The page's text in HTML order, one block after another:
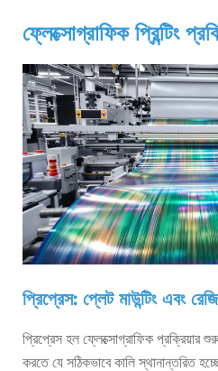
ফ্লেক্সোগ্রাফিক প্রিন্টিং
প্রিপ্রেস: প্লেট মাউন্টিং এবং
প্রিপ্রেস হল ফ্লেক্সোগ্রাফিক প্রক্রিয়ার
করতে যে সঠিকভাবে কালি স্থানান্তরিত